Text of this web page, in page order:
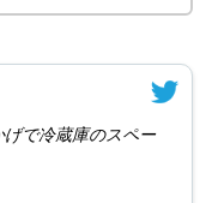
で冷蔵庫のスペー